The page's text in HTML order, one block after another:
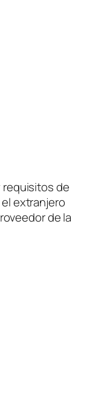
requisitos de
extranjero
de la